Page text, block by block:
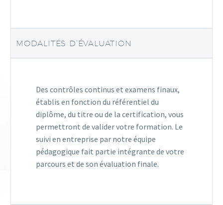
MODALITÉS D’ÉVALUATION
Des contrôles continus et examens finaux,
établis en fonction du référentiel du
diplôme, du titre ou de la certification, vous
permettront de valider votre formation. Le
suivi en entreprise par notre équipe
pédagogique fait partie intégrante de votre
parcours et de son évaluation finale.